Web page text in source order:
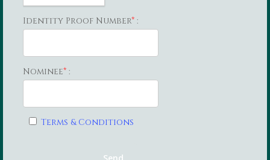
Identity Proof Number* :
Nominee* :
Terms & Conditions